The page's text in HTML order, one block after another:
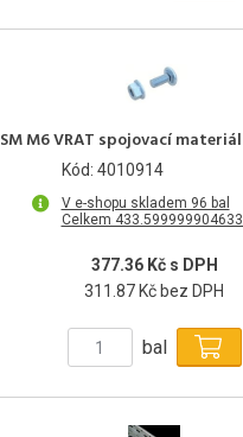
SM M6 VRAT spojovací
Kód: 4010914
V e-shopu skladem 96 bal
Celkem 433.599999904633
377.36 Kč s DPH
311.87 Kč bez DPH
bal